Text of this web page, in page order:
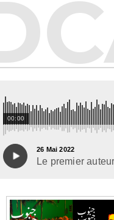
00:00
26 Mai 2022
Le premier